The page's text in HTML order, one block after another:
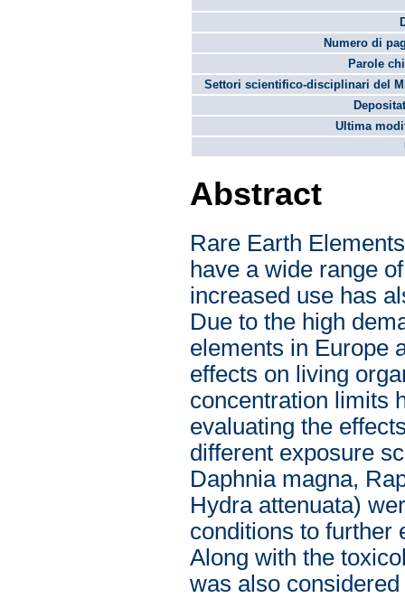
Numero di
Parole
Settori scientifico-disciplinari del
Ultima
Abstract
Rare Earth
have a wide range
increased use has
Due to the high
elements in Europe
effects on living
concentration limits
evaluating the
different exposure
Daphnia magna,
Hydra attenuata)
conditions to further
Along with the
was also